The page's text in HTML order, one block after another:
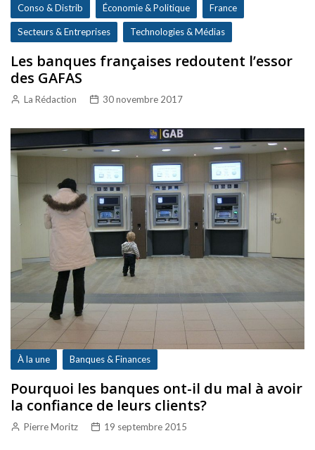
Conso & Distrib Économie & Politique France
Secteurs & Entreprises Technologies & Médias
Les banques françaises redoutent l’essor
des GAFAS
La Rédaction 30 novembre 2017
À la une Banques & Finances
Pourquoi les banques ont-il du mal à avoir
la confiance de leurs clients?
Pierre Moritz 19 septembre 2015